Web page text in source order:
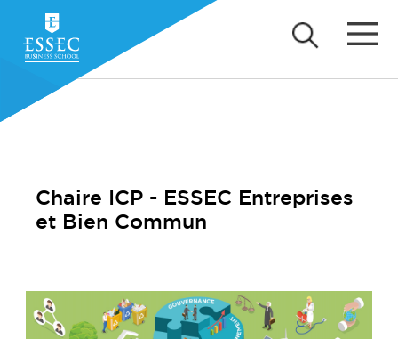
Chaire ICP - ESSEC Entreprises
et Bien Commun